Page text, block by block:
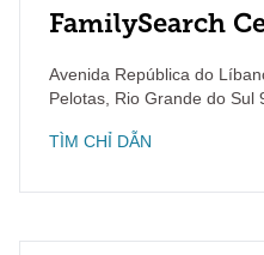
FamilySearch
Avenida República do
Pelotas Rio Grande do Sul
TÌM CHỈ DẪN